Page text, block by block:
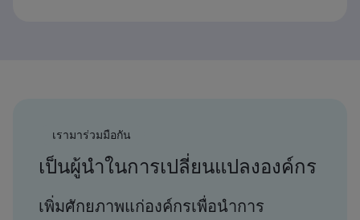
เรามาร่วมมือกัน
เป็นผู้นำในการเปลี่ยนแปลงองค์กร
เพิ่มศักยภาพแก่องค์กรเพื่อนำการ